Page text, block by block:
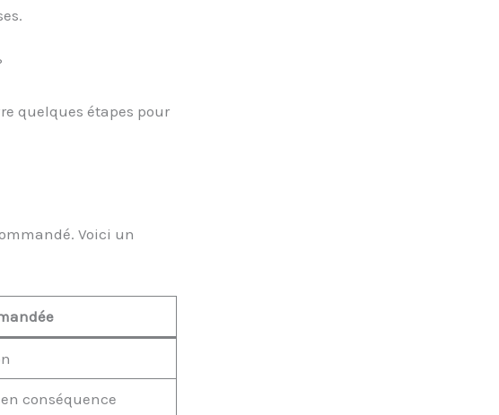
quelques étapes pour
Voici un
conséquence